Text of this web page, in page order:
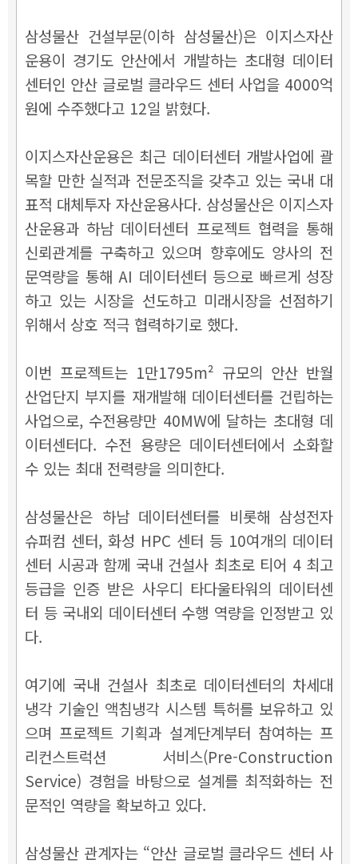
삼성물산 건설부문(이하 삼성물산)은 이지스자산
운용이 경기도 안산에서 개발하는 초대형 데이터
센터인 안산 글로벌 클라우드 센터 사업을 4000억
원에 수주했다고 12일 밝혔다.
이지스자산운용은 최근 데이터센터 개발사업에 괄
목할 만한 실적과 전문조직을 갖추고 있는 국내 대
표적 대체투자 자산운용사다. 삼성물산은 이지스자
산운용과 하남 데이터센터 프로젝트 협력을 통해
신뢰관계를 구축하고 있으며 향후에도 양사의 전
문역량을 통해 AI 데이터센터 등으로 빠르게 성장
하고 있는 시장을 선도하고 미래시장을 선점하기
위해서 상호 적극 협력하기로 했다.
이번 프로젝트는 1만1795m² 규모의 안산 반월
산업단지 부지를 재개발해 데이터센터를 건립하는
사업으로, 수전용량만 40MW에 달하는 초대형 데
이터센터다. 수전 용량은 데이터센터에서 소화할
수 있는 최대 전력량을 의미한다.
삼성물산은 하남 데이터센터를 비롯해 삼성전자
슈퍼컴 센터, 화성 HPC 센터 등 10여개의 데이터
센터 시공과 함께 국내 건설사 최초로 티어 4 최고
등급을 인증 받은 사우디 타다울타워의 데이터센
터 등 국내외 데이터센터 수행 역량을 인정받고 있
다.
여기에 국내 건설사 최초로 데이터센터의 차세대
냉각 기술인 액침냉각 시스템 특허를 보유하고 있
으며 프로젝트 기획과 설계단계부터 참여하는 프
리컨스트럭션 서비스(Pre-Construction
Service) 경험을 바탕으로 설계를 최적화하는 전
문적인 역량을 확보하고 있다.
삼성물산 관계자는 “안산 글로벌 클라우드 센터 사